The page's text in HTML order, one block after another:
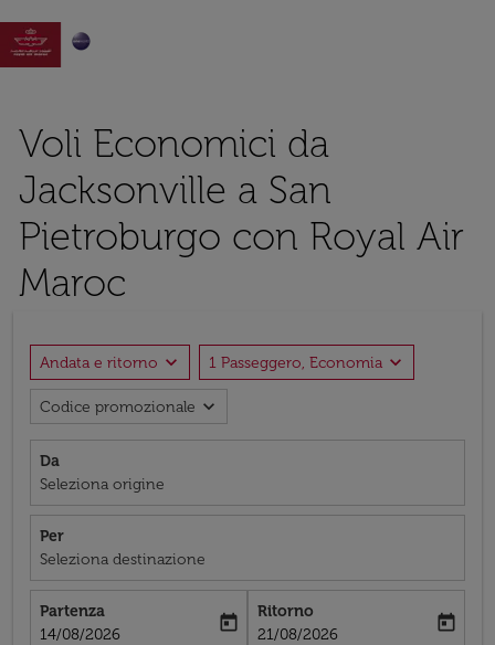

Voli Economici da
Jacksonville a San
Pietroburgo con Royal Air
Maroc
Andata e ritorno expand_more 1 Passeggero, Economia expand_more
Codice promozionale expand_more
Da
Seleziona origine
Per
Seleziona destinazione
Partenza
fc-booking-departure-date-aria-label
14/08/2026
today
Ritorno
fc-booking-return-date-aria-label
21/08/2026
today